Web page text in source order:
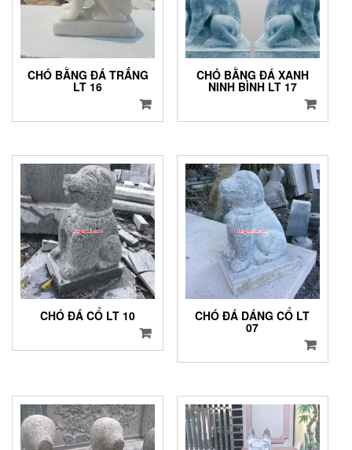
CHÓ BẰNG ĐÁ TRẮNG
LT 16
CHÓ BẰNG ĐÁ XANH
NINH BÌNH LT 17
CHÓ ĐÁ CỔ LT 10 CHÓ ĐÁ DÁNG CỔ LT
07